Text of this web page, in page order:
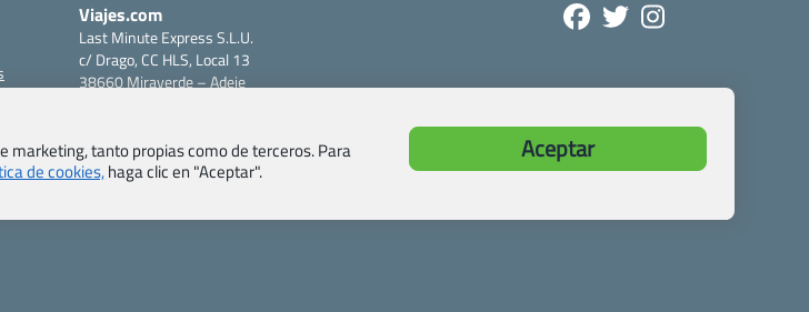
Viajes.com
Last Minute Express S.L.U.
c/ Drago, CC HLS, Local 13
38660 Miraverde – Adeje
Tfno: +34 922-97-17-27
marketing, tanto propias como de terceros. Para
de cookies,haga clic en "Aceptar".
Aceptar